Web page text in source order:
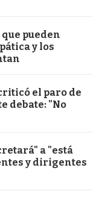
pueden
y los
el paro de
debate: "No
a "está
y dirigentes